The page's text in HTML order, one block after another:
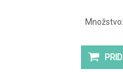
Množstvo: